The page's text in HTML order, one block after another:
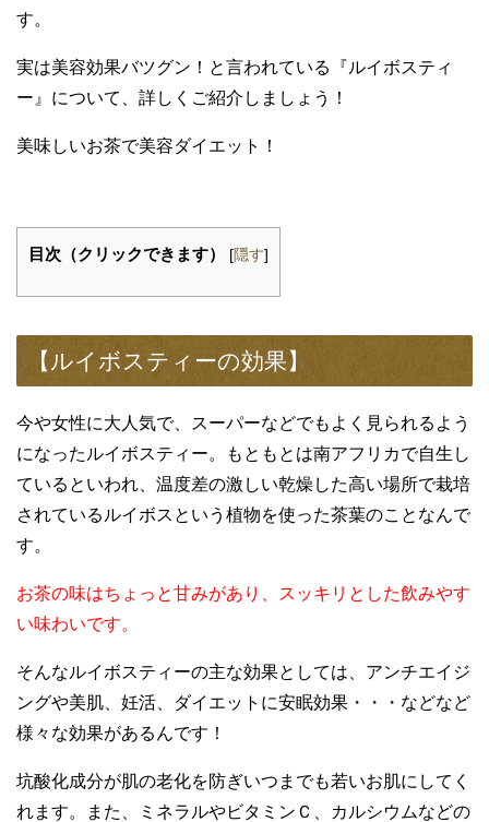
す。
実は美容効果バツグン！と言われている『ルイボスティ
ー』について、詳しくご紹介しましょう！
美味しいお茶で美容ダイエット！
目次（クリックできます） [隠す]
【ルイボスティーの効果】
今や女性に大人気で、スーパーなどでもよく見られるよう
になったルイボスティー。もともとは南アフリカで自生し
ているといわれ、温度差の激しい乾燥した高い場所で栽培
されているルイボスという植物を使った茶葉のことなんで
す。
お茶の味はちょっと甘みがあり、スッキリとした飲みやす
い味わいです。
そんなルイボスティーの主な効果としては、アンチエイジ
ングや美肌、妊活、ダイエットに安眠効果・・・などなど
様々な効果があるんです！
坑酸化成分が肌の老化を防ぎいつまでも若いお肌にしてく
れます。また、ミネラルやビタミンＣ、カルシウムなどの